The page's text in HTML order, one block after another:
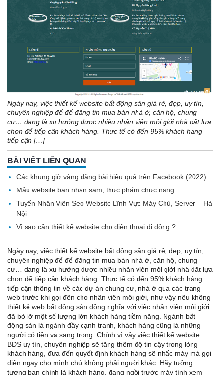
Ngày nay, việc thiết kế website bất động sản giá rẻ, đẹp, uy tín,
chuyên nghiệp để để đăng tin mua bán nhà ở, căn hộ, chung
cư… đang là xu hướng được nhiều nhân viên môi giới nhà đất lựa
chọn để tiếp cận khách hàng. Thực tế có đến 95% khách hàng
tiếp cận […]
BÀI VIẾT LIÊN QUAN
Các khung giờ vàng đăng bài hiệu quả trên Facebook (2022)
Mẫu website bán nhân sâm, thực phẩm chức năng
Tuyển Nhân Viên Seo Website Lĩnh Vực Máy Chủ, Server – Hà
Nội
Vì sao cần thiết kế website cho điện thoại di động ?
Ngày nay, việc thiết kế website bất động sản giá rẻ, đẹp, uy tín,
chuyên nghiệp để để đăng tin mua bán nhà ở, căn hộ, chung
cư… đang là xu hướng được nhiều nhân viên môi giới nhà đất lựa
chọn để tiếp cận khách hàng. Thực tế có đến 95% khách hàng
tiếp cận thông tin về các dự án chung cư, nhà ở qua các trang
web trước khi gọi đến cho nhân viên môi giới, như vậy nếu không
thiết kế web bất động sản đồng nghĩa với việc nhân viên môi giới
đã bỏ lỡ một số lượng lớn khách hàng tiềm năng. Ngành bất
động sản là ngành đầy cạnh tranh, khách hàng cũng là những
người có tiền và sang trọng. Chính vì vậy việc thiết kế website
BĐS uy tín, chuyên nghiệp sẽ tăng thêm độ tin cậy trong lòng
khách hàng, đưa đến quyết định khách hàng sẽ nhấc máy mà gọi
điện ngay cho mình chứ không phải người khác. Hãy tưởng
tượng bạn chính là khách hàng, đang ngồi trước máy tính xem